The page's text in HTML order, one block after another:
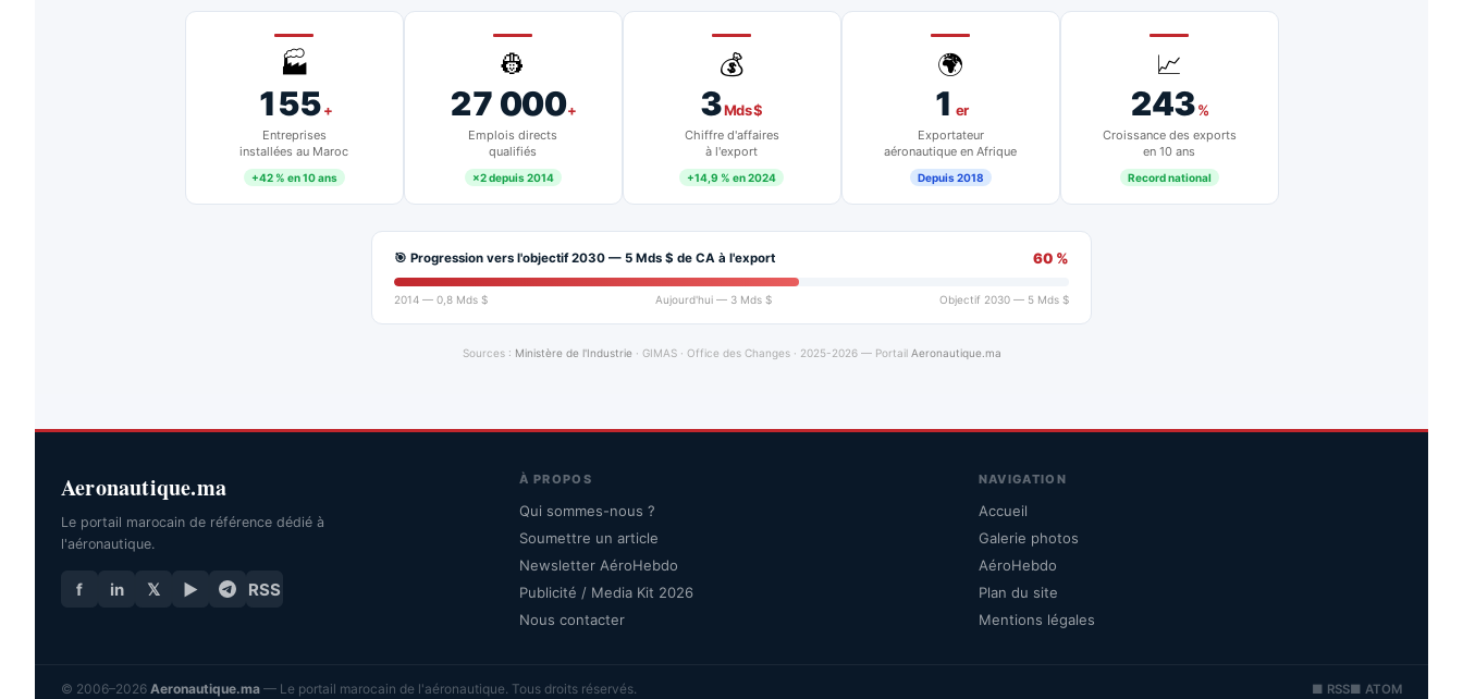
🏭
155+
Entreprises
installées au Maroc
+42 % en 10 ans
👷
27 000+
Emplois directs
qualifiés
×2 depuis 2014
💰
3Mds $
Chiffre d'affaires
à l'export
+14,9 % en 2024
🌍
1 er
Exportateur
aéronautique en Afrique
Depuis 2018
📈
243%
Croissance des exports
en 10 ans
Record national
🎯 Progression vers l'objectif 2030 — 5 Mds $ de CA à l'export 60 %
2014 — 0,8 Mds $ Aujourd'hui — 3 Mds $ Objectif 2030 — 5 Mds $
Sources : Ministère de l'Industrie · GIMAS · Office des Changes · 2025-2026 — Portail Aeronautique.ma
Aeronautique.ma
Le portail marocain de référence dédié à
l'aéronautique.
f in 𝕏 ▶ RSS
À PROPOS
Qui sommes-nous ?
Soumettre un article
Newsletter AéroHebdo
Publicité / Media Kit 2026
Nous contacter
NAVIGATION
Accueil
Galerie photos
AéroHebdo
Plan du site
Mentions légales
© 2006–2026 Aeronautique.ma — Le portail marocain de l'aéronautique. Tous droits réservés. ■ RSS■ ATOM